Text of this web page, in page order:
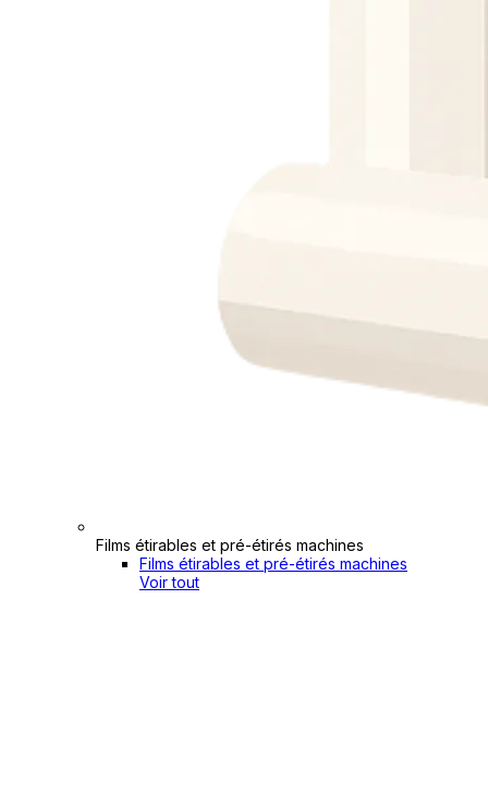
Films étirables et pré-étirés machines
Films étirables et pré-étirés machines
Voir tout